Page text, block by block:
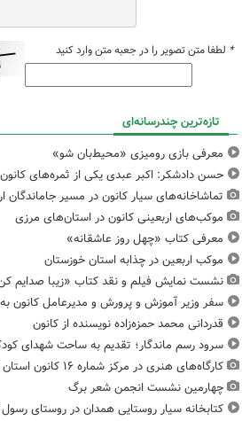
* لطفا متن تصویر را در جعبه متن وارد کنید
تازه‌ترین چندرسانه‌ای
معرفی بازی رومیزی «محیط‌بان شو»
حسن دادشکر: اکبر عبدی یکی از ثمره‌های کانون
تماشاخانه‌های سیار کانون در مسیر جاماندگان
موکب‌های اربعینی کانون در استان‌های مرزی
معرفی کتاب «چهل روز عاشقانه»
موکب اربعین در چذابه استان خوزستان
نشست نمایش فیلم و نقد کتاب «زیبا صدایم
سفر وزیر آموزش و پرورش و مدیرعامل کانون به
قدردانی محمد حمزه‌زاده نویسنده از کانون
سرود رسم ماندگار؛ تقدیم به ساحت شهدای
کارگاه‌های هنری در مرکز شماره ۱۶ کانون استان تهران
چهارمین نشست انجمن شعر برگ
کتابخانه سیار روستایی همدان در روستای رسول